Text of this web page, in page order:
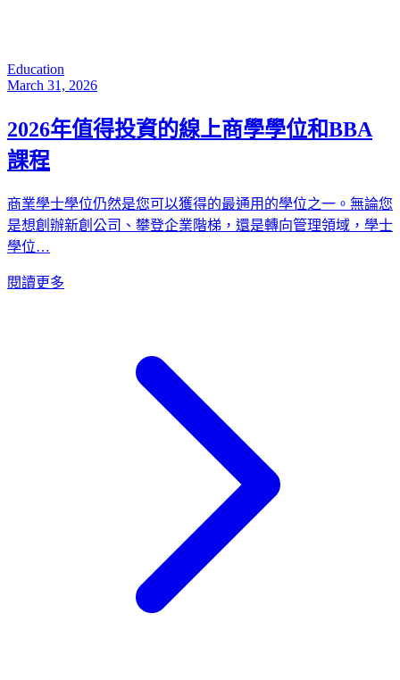
Education
March 31, 2026
2026年值得投資的線上商學學位和BBA
課程
商業學士學位仍然是您可以獲得的最通用的學位之一。無論您
是想創辦新創公司、攀登企業階梯，還是轉向管理領域，學士
學位…
閱讀更多